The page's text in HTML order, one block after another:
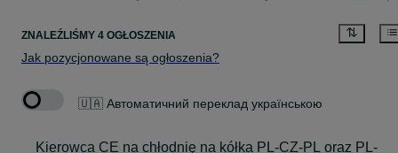
ZNALEŹLIŚMY 4 OGŁOSZENIA
Jak pozycjonowane są ogłoszenia?
🇺🇦 Автоматичний переклад українською
Kierowca CE na chłodnię na kółka PL-CZ-PL oraz PL-